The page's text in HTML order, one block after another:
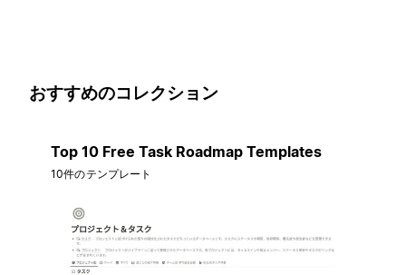
おすすめのコレクション
Top 10 Free Task Roadmap Templates
10件のテンプレート